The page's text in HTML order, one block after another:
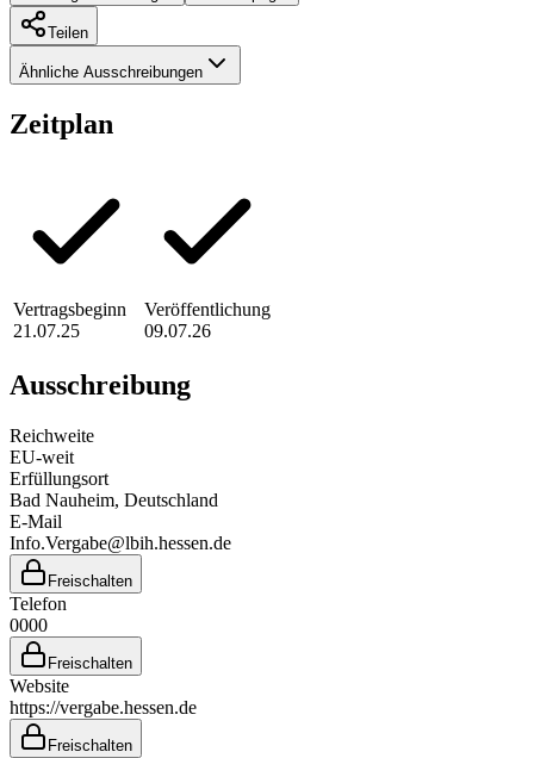
Teilen
Ähnliche Ausschreibungen
Zeitplan
Vertragsbeginn
21.07.25
Veröffentlichung
09.07.26
Ausschreibung
Reichweite
EU-weit
Erfüllungsort
Bad Nauheim, Deutschland
E-Mail
Info.Vergabe@lbih.hessen.de
Freischalten
Telefon
0000
Freischalten
Website
https://vergabe.hessen.de
Freischalten